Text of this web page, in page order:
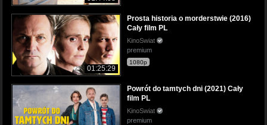
01:25:29
Prosta historia o morderstwie (2016)
Cały film PL
KinoSwiat
premium
1080p
Powrót do tamtych dni (2021) Cały
film PL
KinoSwiat
premium